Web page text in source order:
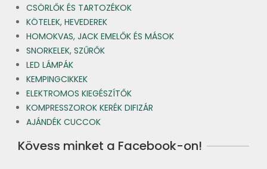
CSÖRLŐK ÉS TARTOZÉKOK
KÖTELEK, HEVEDEREK
HOMOKVAS, JACK EMELŐK ÉS MÁSOK
SNORKELEK, SZŰRŐK
LED LÁMPÁK
KEMPINGCIKKEK
ELEKTROMOS KIEGÉSZÍTŐK
KOMPRESSZOROK KERÉK DIFIZÁR
AJÁNDÉK CUCCOK
Kövess minket a Facebook-on!